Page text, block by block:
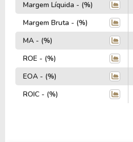
Nos últimos 12 meses a
faturamento de R$ 13,27
lucro no valor de R$ 1,93
Quanto aos seus principais
possui um P/L de 100,25, um
últimos 12 meses a empresa
Margem Líquida - (%)
Margem Bruta - (%)
MA - (%)
ROE - (%)
EOA - (%)
ROIC - (%)